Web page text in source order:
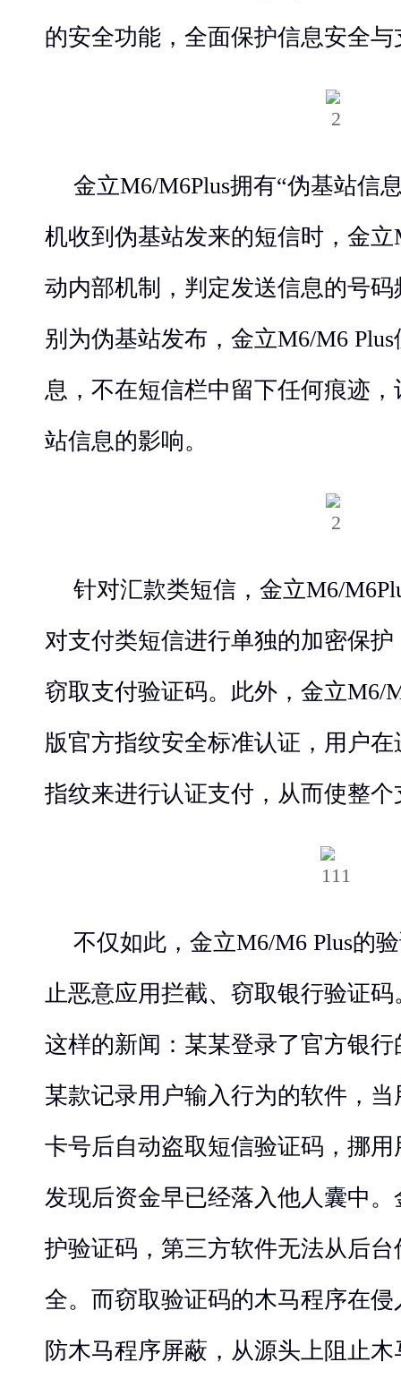
的安全功能，全面保护信息安全
金立M6/M6Plus拥有“伪基站信
机收到伪基站发来的短信时，金立
动内部机制，判定发送信息的号
别为伪基站发布，金立M6/M6
息，不在短信栏中留下任何痕迹
站信息的影响。
针对汇款类短信，金立M6/
对支付类短信进行单独的加密保
窃取支付验证码。此外，金立M6/
版官方指纹安全标准认证，用户
指纹来进行认证支付，从而使整
不仅如此，金立M6/M6 Plus的
止恶意应用拦截、窃取银行验证
这样的新闻：某某登录了官方银
某款记录用户输入行为的软件，
卡号后自动盗取短信验证码，挪
发现后资金早已经落入他人囊中。
护验证码，第三方软件无法从后
全。而窃取验证码的木马程序在
防木马程序屏蔽，从源头上阻止